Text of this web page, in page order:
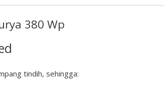
380 Wp
tindih, sehingga: